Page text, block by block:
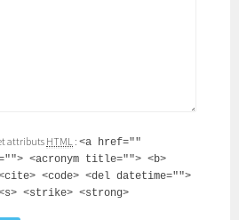
attributs HTML :<a href=""
<acronym title=""> <b>
<code> <del datetime="">
<strike> <strong>